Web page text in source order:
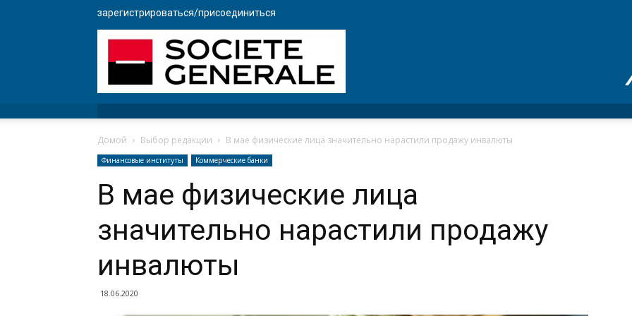
зарегистрироваться/присоединиться
Домой Выбор редакции В мае физические лица значительно нарастили продажу инвалюты
Финансовые институты Коммерческие банки
В мае физические лица
значительно нарастили продажу
инвалюты
18.06.2020